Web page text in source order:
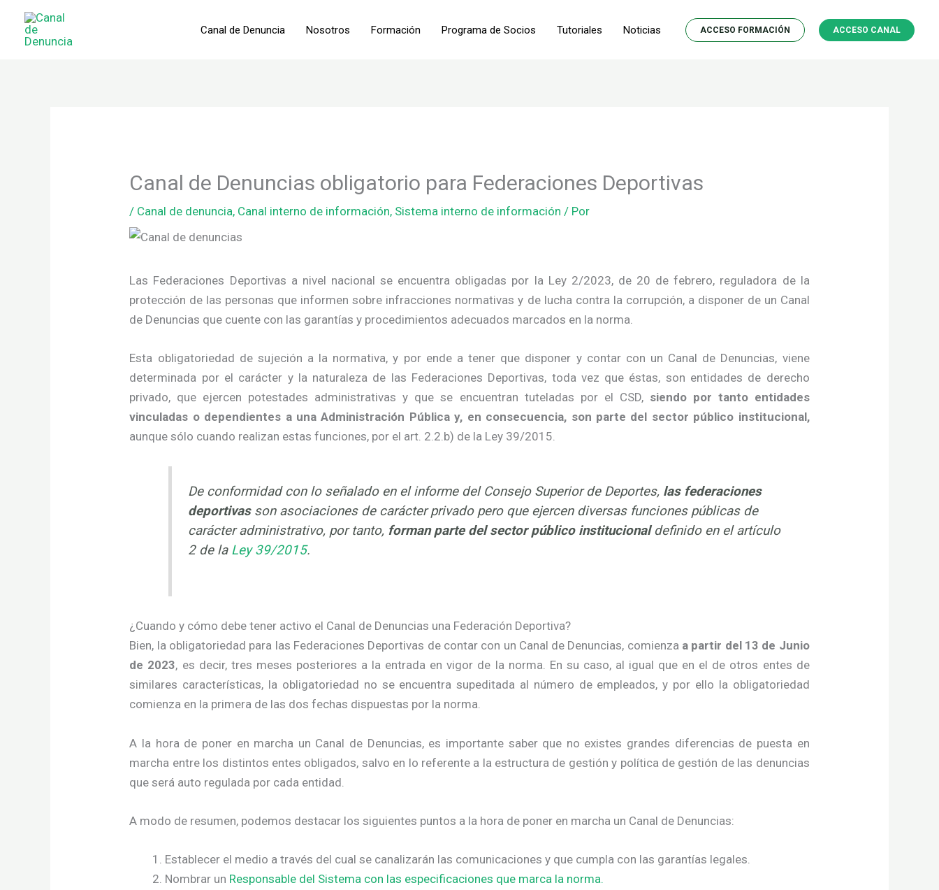
contenido
Canal de Denuncia Nosotros Formación Programa de Socios Tutoriales Noticias ACCESO FORMACIÓN ACCESO CANAL
Canal de Denuncias obligatorio para Federaciones Deportivas
/ Canal de denuncia, Canal interno de información, Sistema interno de información / Por
Las Federaciones Deportivas a nivel nacional se encuentra obligadas por la Ley 2/2023, de 20 de febrero, reguladora de la
protección de las personas que informen sobre infracciones normativas y de lucha contra la corrupción, a disponer de un Canal
de Denuncias que cuente con las garantías y procedimientos adecuados marcados en la norma.
Esta obligatoriedad de sujeción a la normativa, y por ende a tener que disponer y contar con un Canal de Denuncias, viene
determinada por el carácter y la naturaleza de las Federaciones Deportivas, toda vez que éstas, son entidades de derecho
privado, que ejercen potestades administrativas y que se encuentran tuteladas por el CSD, siendo por tanto entidades
vinculadas o dependientes a una Administración Pública y, en consecuencia, son parte del sector público institucional,
aunque sólo cuando realizan estas funciones, por el art. 2.2.b) de la Ley 39/2015.
De conformidad con lo señalado en el informe del Consejo Superior de Deportes, las federaciones
deportivas son asociaciones de carácter privado pero que ejercen diversas funciones públicas de
carácter administrativo, por tanto, forman parte del sector público institucionaldefinido en el artículo
2 de la Ley 39/2015.
¿Cuando y cómo debe tener activo el Canal de Denuncias una Federación Deportiva?
Bien, la obligatoriedad para las Federaciones Deportivas de contar con un Canal de Denuncias, comienzaa partir del 13 de Junio
de 2023, es decir, tres meses posteriores a la entrada en vigor de la norma. En su caso, al igual que en el de otros entes de
similares características, la obligatoriedad no se encuentra supeditada al número de empleados, y por ello la obligatoriedad
comienza en la primera de las dos fechas dispuestas por la norma.
A la hora de poner en marcha un Canal de Denuncias, es importante saber que no existes grandes diferencias de puesta en
marcha entre los distintos entes obligados, salvo en lo referente a la estructura de gestión y política de gestión de las denuncias
que será auto regulada por cada entidad.
A modo de resumen, podemos destacar los siguientes puntos a la hora de poner en marcha un Canal de Denuncias:
Establecer el medio a través del cual se canalizarán las comunicaciones y que cumpla con las garantías legales.
Nombrar un Responsable del Sistema con las especificaciones que marca la norma.